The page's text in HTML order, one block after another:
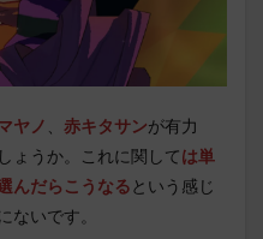
ヤノ 、 赤キタサンが有力
ょうか。これに関しては単
んだらこうなるという感じ
ないです。